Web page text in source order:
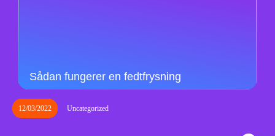
Sådan fungerer en fedtfrysning
12/03/2022 Uncategorized